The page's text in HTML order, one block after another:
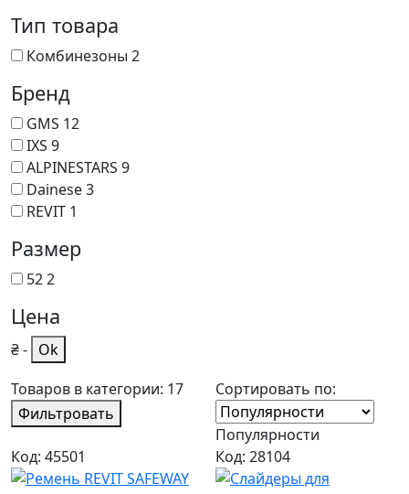
Тип товара
Комбинезоны 2
Бренд
GMS 12
IXS 9
ALPINESTARS 9
Dainese3
REVIT 1
Размер
522
Цена
₴- Ok
Товаров в категории: 17
Фильтровать
Сортировать по:
Популярности
Код: 45501
Код: 28104